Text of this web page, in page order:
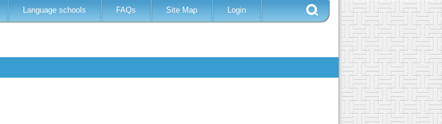
Language schools FAQs Site Map Login